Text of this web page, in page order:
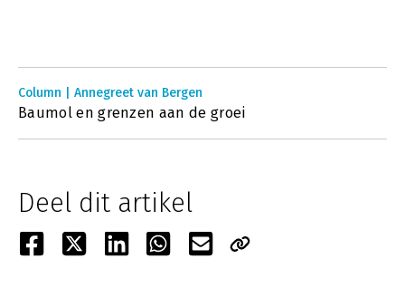
Column | Annegreet van Bergen
Baumol en grenzen aan de groei
Deel dit artikel